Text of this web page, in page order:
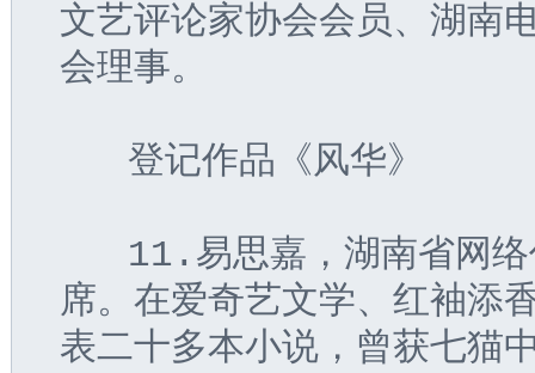
文艺评论家协会会员、湖南
会理事。
登记作品《风华》
11.易思嘉，湖南省网络
席。在爱奇艺文学、红袖添
表二十多本小说，曾获七猫